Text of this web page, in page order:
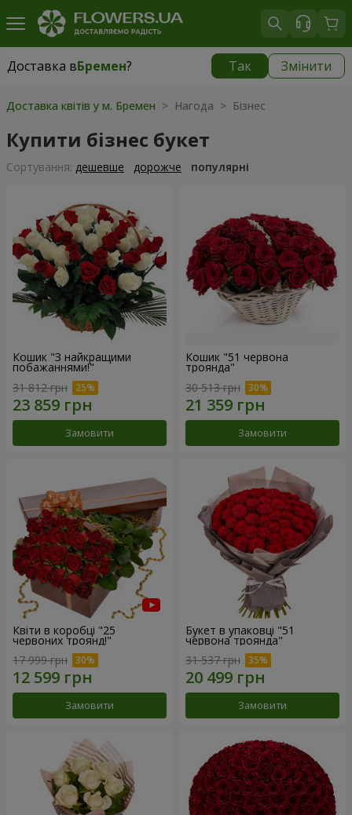
Доставка вБремен? Так Змінити
Доставка вБремен|
Доставка квітів у м. Бремен > Нагода > Бізнес
Купити бізнес букет
Сортування: дешевше дорожче популярні
Кошик "З найкращими
побажаннями!"
31 812 грн
Замовити
Кошик "51 червона
троянда"
30 513 грн
Замовити
Квіти в коробці "25
червоних троянд!"
17 999 грн
Замовити
Букет в упаковці "51
червона троянда"
31 537 грн
Замовити